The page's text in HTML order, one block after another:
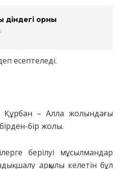
діндегі орны
есептеледі.
Құрбан – Алла жолындағы
бір жолы.
берілуі мұсылмандар
шалу арқылы келетін бұл